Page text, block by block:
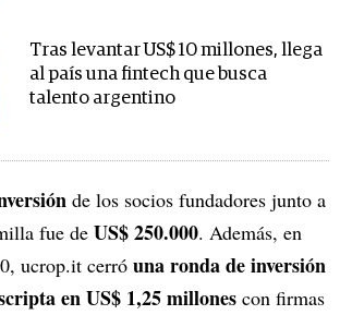
Tras levantar US$ 10 millones, llega
al país una fintech que busca
talento argentino
de los socios fundadores junto a
fue de US$ 250.000. Además, en
ucrop.it cerró una ronda de inversión
en US$ 1,25 millones con firmas